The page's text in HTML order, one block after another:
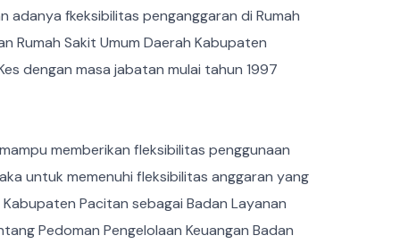
fkeksibilitas penganggaran di Rumah
Rumah Sakit Umum Daerah Kabupaten
dengan masa jabatan mulai tahun 1997
memberikan fleksibilitas penggunaan
untuk memenuhi fleksibilitas anggaran yang
Pacitan sebagai Badan Layanan
Pedoman Pengelolaan Keuangan Badan